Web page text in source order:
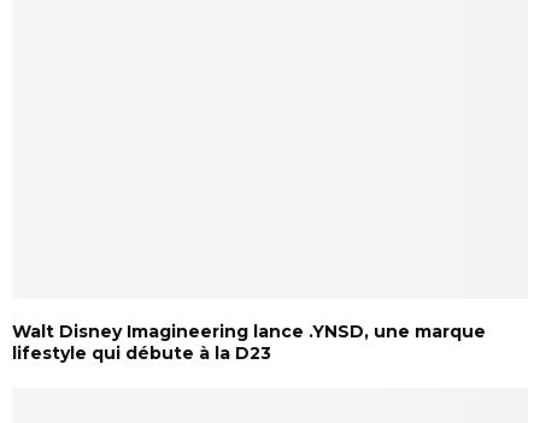
Walt Disney Imagineering lance .YNSD, une marque
lifestyle qui débute à la D23